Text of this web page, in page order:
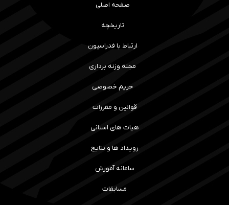
صفحه اصلی
تاریخچه
ارتباط با فدراسیون
مجله وزنه برداری
حریم خصوصی
قوانین و مقررات
هیات های استانی
رویداد ها و نتایج
سامانه آموزش
مسابقات